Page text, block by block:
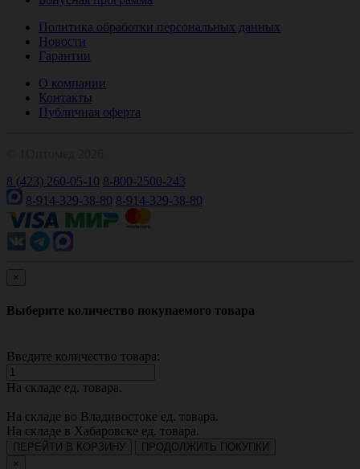
Политика обработки персональных данных
Новости
Гарантии
О компании
Контакты
Публичная оферта
8 (423) 260-05-10 8-800-2500-243
8-914-329-38-80 8-914-329-38-80
×
Выберите количество покупаемого товара
Введите количество товара:
На складе ед. товара.
На складе во Владивостоке ед. товара.
На складе в Хабаровске ед. товара.
ПЕРЕЙТИ В КОРЗИНУ
ПРОДОЛЖИТЬ ПОКУПКИ
×